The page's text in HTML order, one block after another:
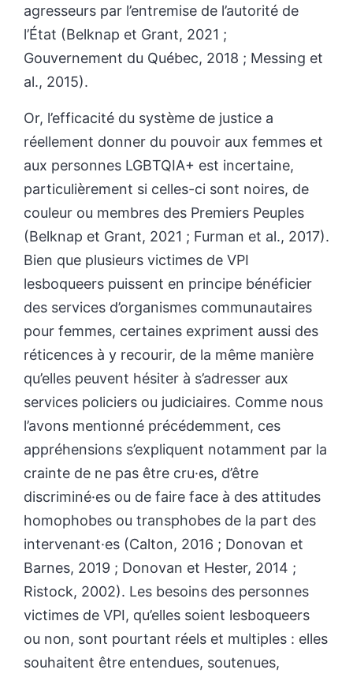
agresseurs par l’entremise de l’autorité de
l’État (Belknap et Grant, 2021 ;
Gouvernement du Québec, 2018 ; Messing et
al., 2015).
Or, l’efficacité du système de justice a
réellement donner du pouvoir aux femmes et
aux personnes LGBTQIA+ est incertaine,
particulièrement si celles-ci sont noires, de
couleur ou membres des Premiers Peuples
(Belknap et Grant, 2021 ; Furman et al., 2017).
Bien que plusieurs victimes de VPI
lesboqueers puissent en principe bénéficier
des services d’organismes communautaires
pour femmes, certaines expriment aussi des
réticences à y recourir, de la même manière
qu’elles peuvent hésiter à s’adresser aux
services policiers ou judiciaires. Comme nous
l’avons mentionné précédemment, ces
appréhensions s’expliquent notamment par la
crainte de ne pas être cru·es, d’être
discriminé·es ou de faire face à des attitudes
homophobes ou transphobes de la part des
intervenant·es (Calton, 2016 ; Donovan et
Barnes, 2019 ; Donovan et Hester, 2014 ;
Ristock, 2002). Les besoins des personnes
victimes de VPI, qu’elles soient lesboqueers
ou non, sont pourtant réels et multiples : elles
souhaitent être entendues, soutenues,